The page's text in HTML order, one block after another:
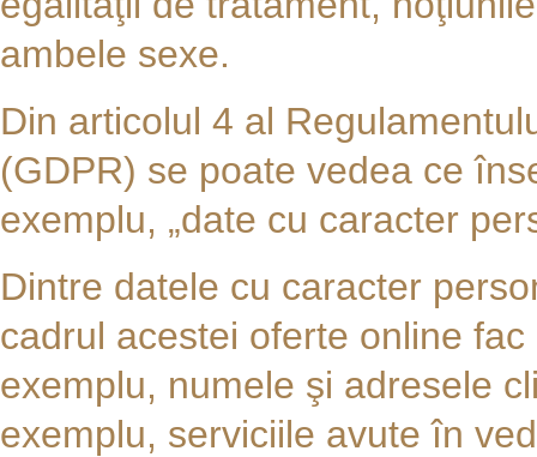
ambele sexe.
Din articolul 4 al
(GDPR) se poate vedea ce
exemplu, „date cu caracter
Dintre datele cu caracter
cadrul acestei oferte online
exemplu, numele şi adresele
exemplu, serviciile avute în